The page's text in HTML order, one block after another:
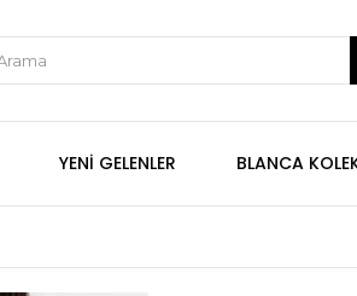
YENİ GELENLER BLANCA